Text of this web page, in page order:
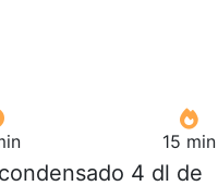
15 min
4 dl de